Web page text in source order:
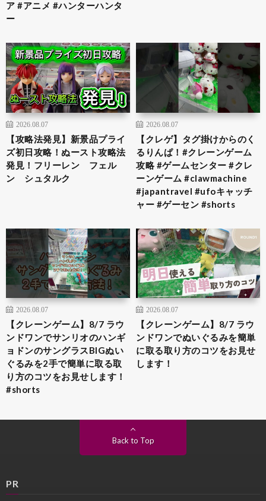
ア #アニメ #ハンターハンタ
ー
2026.08.07
【攻略法発見】新景品プライ
ズ初日攻略！ぬースト攻略法
発見！フリーレン フェル
ン シュタルク
2026.08.07
【クレゲ】タグ掛けからのく
るりんぱ！#クレーンゲーム
攻略 #ゲームセンター #クレ
ーンゲーム #clawmachine
#japantravel #ufoキャッチ
ャー #ゲーセン #shorts
2026.08.07
【クレーンゲーム】8/7 ラウ
ンドワンでサンリオのハンギ
ョドンのサングラスBIGぬい
ぐるみを2手で簡単に取る取
り方のコツをお見せします！
#shorts
2026.08.07
【クレーンゲーム】8/7 ラウ
ンドワンでぬいぐるみを簡単
に取る取り方のコツをお見せ
します！
Back to Top
PR